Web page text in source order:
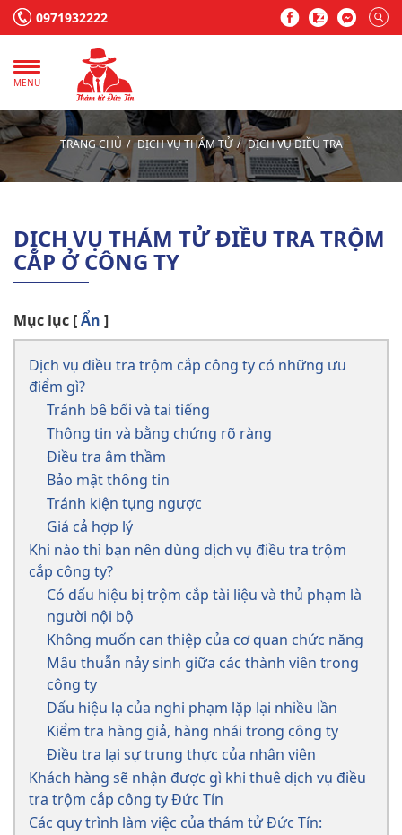
0971932222
MENU
TRANG CHỦ DỊCH VỤ THÁM TỬ DỊCH VỤ ĐIỀU TRA
DỊCH VỤ THÁM TỬ ĐIỀU TRA TRỘM
CẮP Ở CÔNG TY
Mục lục [Ẩn ]
Dịch vụ điều tra trộm cắp công ty có những ưu
điểm gì?
Tránh bê bối và tai tiếng
Thông tin và bằng chứng rõ ràng
Điều tra âm thầm
Bảo mật thông tin
Tránh kiện tụng ngược
Giá cả hợp lý
Khi nào thì bạn nên dùng dịch vụ điều tra trộm
cắp công ty?
Có dấu hiệu bị trộm cắp tài liệu và thủ phạm là
người nội bộ
Không muốn can thiệp của cơ quan chức năng
Mâu thuẫn nảy sinh giữa các thành viên trong
công ty
Dấu hiệu lạ của nghi phạm lặp lại nhiều lần
Kiểm tra hàng giả, hàng nhái trong công ty
Điều tra lại sự trung thực của nhân viên
Khách hàng sẽ nhận được gì khi thuê dịch vụ điều
tra trộm cắp công ty Đức Tín
Các quy trình làm việc của thám tử Đức Tín: